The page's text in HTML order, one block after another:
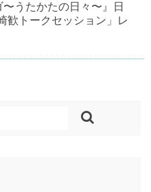
〜うたかたの日々〜』日
歓トークセッション」レ